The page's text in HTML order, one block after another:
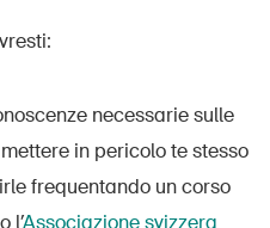
necessarie sulle
in pericolo te stesso
frequentando un corso
o l’Associazione svizzera